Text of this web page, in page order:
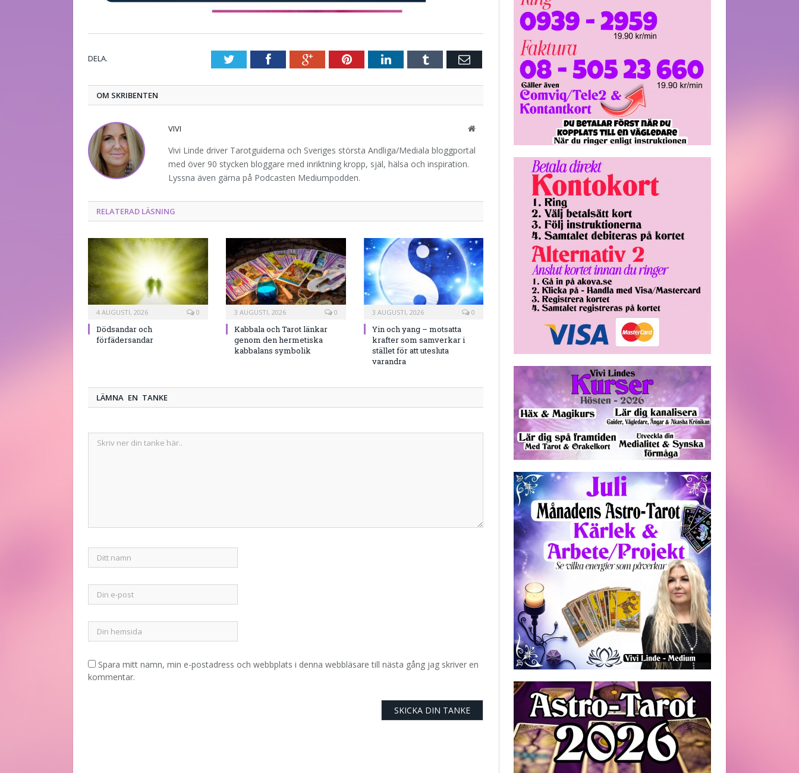
DELA. TwitterFacebookGoogle+PinterestLinkedInTumblr E-
OM SKRIBENTEN
VIVI Website
Vivi Linde driver Tarotguiderna och Sveriges största Andliga/Mediala bloggportal
med över 90 stycken bloggare med inriktning kropp, själ, hälsa och inspiration.
Lyssna även gärna på Podcasten Mediumpodden.
RELATERAD LÄSNING
4 AUGUSTI, 2026 0
Dödsandar och
förfädersandar
3 AUGUSTI, 2026 0
Kabbala och Tarot länkar
genom den hermetiska
kabbalans symbolik
3 AUGUSTI, 2026 0
Yin och yang – motsatta
krafter som samverkar i
stället för att utesluta
varandra
LÄMNA EN TANKE
Spara mitt namn, min e-postadress och webbplats i denna webbläsare till nästa gång jag skriver en
kommentar.